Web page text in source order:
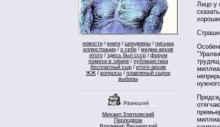
новости / книги / шендевры / письма
иллюстрации / о себе / медиа-архив
итого/ здесь был ссср/ форум
помехи в эфире / публицистика
бесплатный сыр / итого-архив
ЖЖ / вопросы / плавленый сырок
выборы
Михаил Златковский
Перлодром
Лицо у